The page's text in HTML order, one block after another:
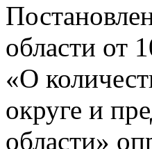
области от
«О
округе и
области»